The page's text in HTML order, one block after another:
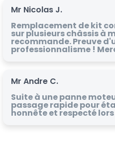
Mr Nicolas J.
Remplacement de kit
sur plusieurs châssis à
recommande. Preuve
professionnalisme !
Mr Andre C.
Suite à une panne
passage rapide pour
honnête et respecté